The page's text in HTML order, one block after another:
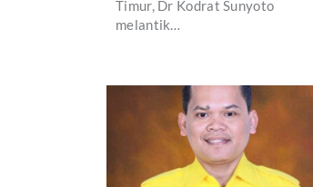
Timur, Dr Kodrat Sunyoto
melantik…